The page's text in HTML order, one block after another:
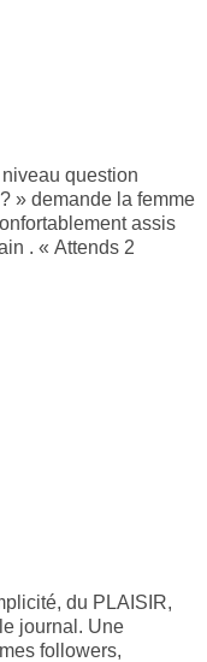
question
» demande la femme
assis
. « Attends 2
du PLAISIR,
journal. Une
followers,